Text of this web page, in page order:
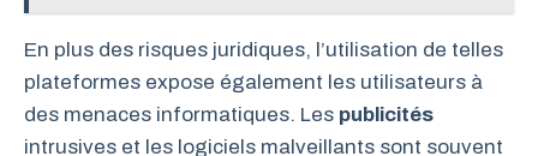
En plus des risques juridiques, l’utilisation de telles
plateformes expose également les utilisateurs à
des menaces informatiques. Les publicités
intrusives et les logiciels malveillants sont souvent